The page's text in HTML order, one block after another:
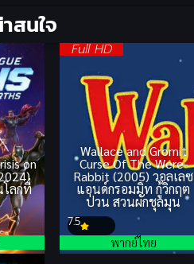
สนใจ
on
โลกที่
Full HD
Wallace and Gromit
Curse Of The Were-
Rabbit (2005) วอลเลซ
แอนด์กรอมมิท กู้วิกฤต
ป่วน สวนผักชุลมุน
7.5
พากย์ไทย